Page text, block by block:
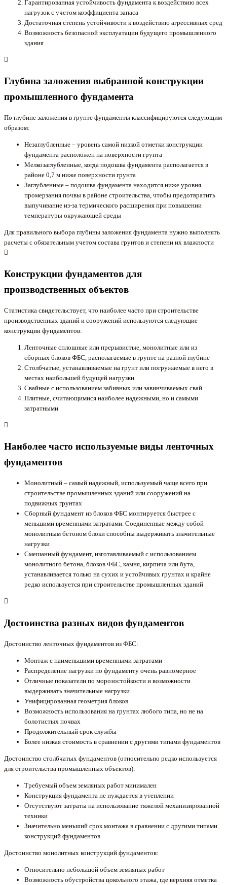
Гарантированная устойчивость фундамента к воздействию всех
нагрузок с учетом коэффициента запаса
Достаточная степень устойчивости к воздействию агрессивных сред
Возможность безопасной эксплуатации будущего промышленного
здания
Глубина заложения выбранной конструкции
промышленного фундамента
По глубине заложения в грунте фундаменты классифицируются следующим
образом:
Незаглубленные – уровень самой низкой отметки конструкции
фундамента расположен на поверхности грунта
Мелкозаглубленные, когда подошва фундамента располагается в
районе 0,7 м ниже поверхности грунта
Заглубленные – подошва фундамента находится ниже уровня
промерзания почвы в районе строительства, чтобы предотвратить
выпучивание из-за термического расширения при повышении
температуры окружающей среды
Для правильного выбора глубины заложения фундамента нужно выполнять
расчеты с обязательным учетом состава грунтов и степени их влажности
Конструкции фундаментов для
производственных объектов
Статистика свидетельствует, что наиболее часто при строительстве
производственных зданий и сооружений используются следующие
конструкции фундаментов:
Ленточные сплошные или прерывистые, монолитные или из
сборных блоков ФБС, располагаемые в грунте на разной глубине
Столбчатые, устанавливаемые на грунт или погружаемые в него в
местах наибольшей будущей нагрузки
Свайные с использованием забивных или завинчиваемых свай
Плитные, считающимися наиболее надежными, но и самыми
затратными
Наиболее часто используемые виды ленточных
фундаментов
Монолитный – самый надежный, используемый чаще всего при
строительстве промышленных зданий или сооружений на
подвижных грунтах
Сборный фундамент из блоков ФБС монтируется быстрее с
меньшими временными затратами. Соединенные между собой
монолитным бетоном блоки способны выдерживать значительные
нагрузки
Смешанный фундамент, изготавливаемый с использованием
монолитного бетона, блоков ФБС, камня, кирпича или бута,
устанавливается только на сухих и устойчивых грунтах и крайне
редко используется при строительстве промышленных зданий
Достоинства разных видов фундаментов
Достоинство ленточных фундаментов из ФБС:
Монтаж с наименьшими временными затратами
Распределение нагрузки по фундаменту очень равномерное
Отличные показатели по морозостойкости и возможности
выдерживать значительные нагрузки
Унифицированная геометрия блоков
Возможность использования на грунтах любого типа, но не на
болотистых почвах
Продолжительный срок службы
Более низкая стоимость в сравнении с другими типами фундаментов
Достоинство столбчатых фундаментов (относительно редко используется
для строительства промышленных объектов):
Требуемый объем земляных работ минимален
Конструкция фундамента не нуждается в утеплении
Отсутствуют затраты на использование тяжелой механизированной
техники
Значительно меньший срок монтажа в сравнении с другими типами
конструкций фундаментов
Достоинство монолитных конструкций фундаментов:
Относительно небольшой объем земляных работ
Возможность обустройства цокольного этажа, где верхняя отметка